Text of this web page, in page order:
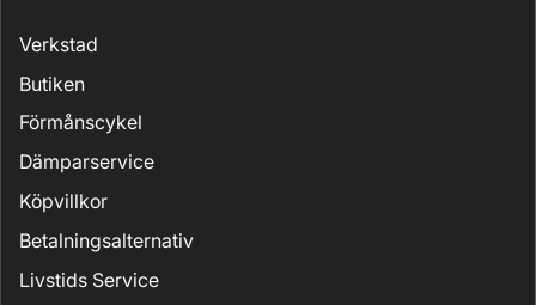
Verkstad
Butiken
Förmånscykel
Dämparservice
Köpvillkor
Betalningsalternativ
Livstids Service